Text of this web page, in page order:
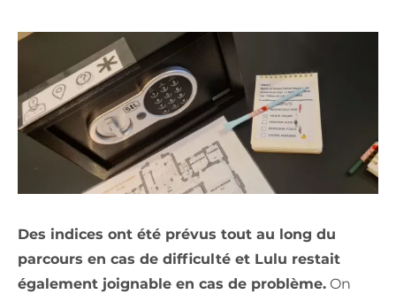
Des indices ont été prévus tout au long du
parcours en cas de difficulté et Lulu restait
également joignable en cas de problème. On